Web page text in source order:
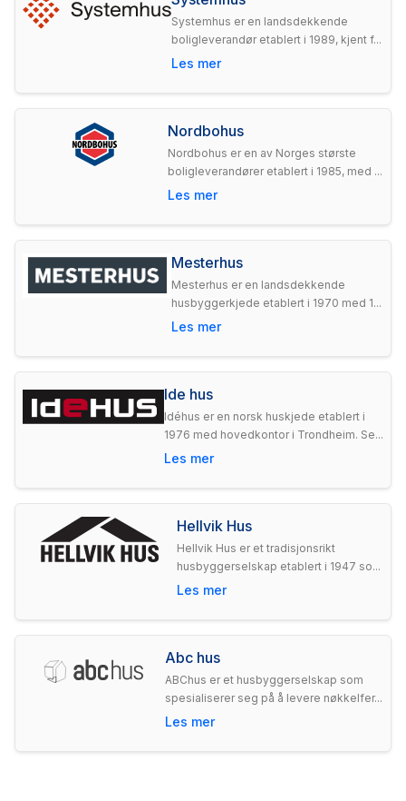
Systemhus er en landsdekkende
boligleverandør etablert i 1989, kjent f...
Les mer
Nordbohus
Nordbohus er en av Norges største
boligleverandører etablert i 1985, med ...
Les mer
Mesterhus
Mesterhus er en landsdekkende
husbyggerkjede etablert i 1970 med 1...
Les mer
Ide hus
Idéhus er en norsk huskjede etablert i
1976 med hovedkontor i Trondheim. Se...
Les mer
Hellvik Hus
Hellvik Hus er et tradisjonsrikt
husbyggerselskap etablert i 1947 so...
Les mer
Abc hus
ABChus er et husbyggerselskap som
spesialiserer seg på å levere nøkkelfer...
Les mer